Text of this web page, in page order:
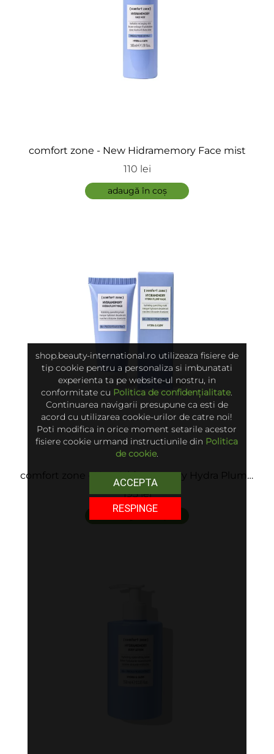
comfort zone - New Hidramemory Face mist
110 lei
adaugă în coș
comfort zone - New Hidramemory Hydra Plump
mask
195 lei
adaugă în coș
shop.beauty-international.ro utilizeaza fisiere de
tip cookie pentru a personaliza si imbunatati
experienta ta pe website-ul nostru, in
conformitate cu Politica de confidențialitate.
Continuarea navigarii presupune ca esti de
acord cu utilizarea cookie-urilor de catre noi!
Poti modifica in orice moment setarile acestor
fisiere cookie urmand instructiunile din Politica
de cookie.
ACCEPTA
RESPINGE